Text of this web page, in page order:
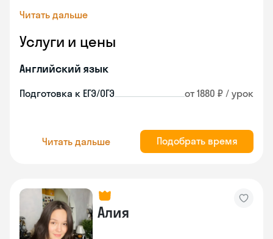
Читать дальше
Услуги и цены
Английский язык
Подготовка к ЕГЭ/ОГЭ от 1880 ₽ / урок
Читать дальше Подобрать время
Алия